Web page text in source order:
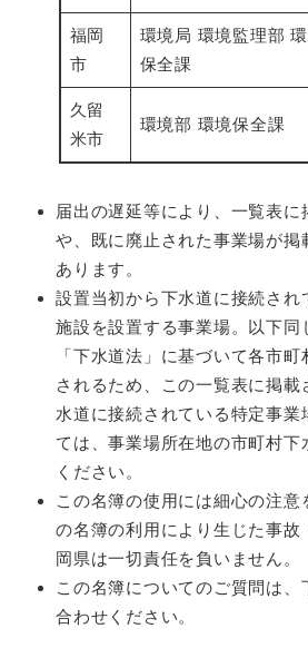
福岡
市
環境局 環境監理部
保全課
久留
米市
環境部 環境保全課
届出の遅延等により、一覧表に
や、既に廃止された事業場が掲
あります。
設置当初から下水道に接続され
施設を設置する事業場。以下同
「下水道法」に基づいて各市
されるため、この一覧表に掲
水道に接続されている特定事業
ては、事業場所在地の市町村下
ください。
この名簿の使用には細心の注意
の名簿の利用により生じた事故
岡県は一切責任を負いません。
この名簿についてのご質問は、
合わせください。